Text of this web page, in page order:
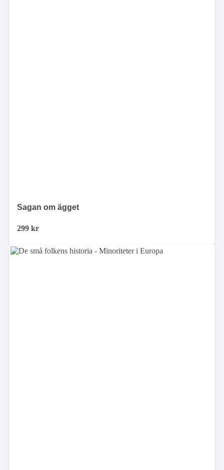
Sagan om ägget
299 kr